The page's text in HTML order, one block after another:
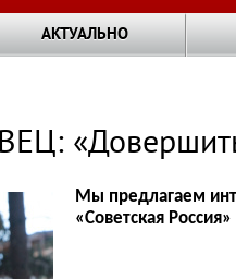
АКТУАЛЬНО
Мы предлагаем
«Советская Россия»